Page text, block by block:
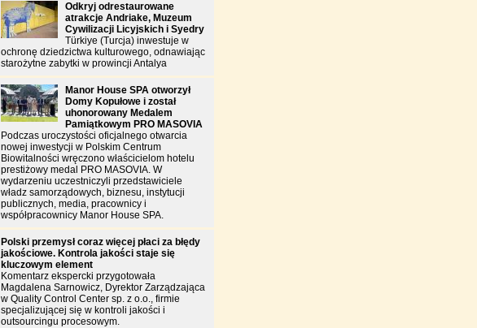
Odkryj odrestaurowane
atrakcje Andriake, Muzeum
Cywilizacji Licyjskich i Syedry
Türkiye (Turcja) inwestuje w
ochronę dziedzictwa kulturowego, odnawiając
starożytne zabytki w prowincji Antalya
Manor House SPA otworzył
Domy Kopułowe i został
uhonorowany Medalem
Pamiątkowym PRO MASOVIA
Podczas uroczystości oficjalnego otwarcia
nowej inwestycji w Polskim Centrum
Biowitalności wręczono właścicielom hotelu
prestiżowy medal PRO MASOVIA. W
wydarzeniu uczestniczyli przedstawiciele
władz samorządowych, biznesu, instytucji
publicznych, media, pracownicy i
współpracownicy Manor House SPA.
Polski przemysł coraz więcej płaci za błędy
jakościowe. Kontrola jakości staje się
kluczowym element
Komentarz ekspercki przygotowała
Magdalena Sarnowicz, Dyrektor Zarządzająca
w Quality Control Center sp. z o.o., firmie
specjalizującej się w kontroli jakości i
outsourcingu procesowym.